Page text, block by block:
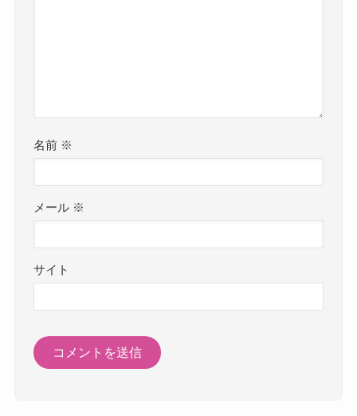
名前 ※
メール ※
サイト